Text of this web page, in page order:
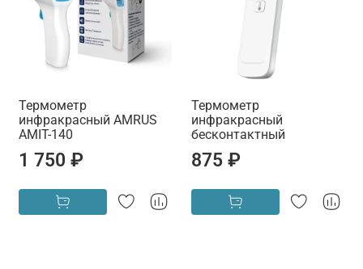
Термометр
инфракрасный AMRUS
AMIT-140
1 750 ₽
Термометр
инфракрасный
бесконтактный
875 ₽